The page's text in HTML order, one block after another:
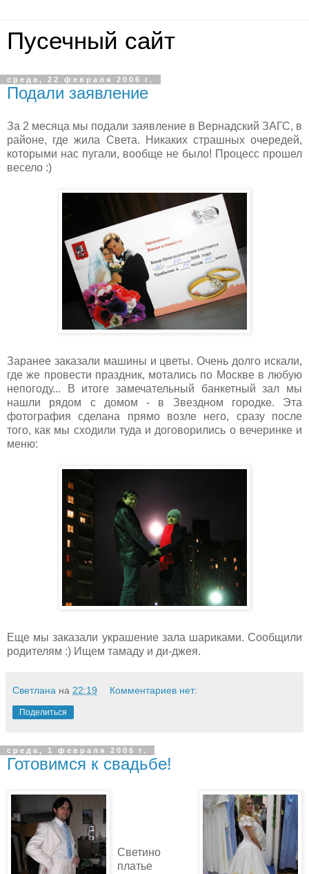
Пусечный сайт
среда, 22 февраля 2006 г.
Подали заявление
За 2 месяца мы подали заявление в Вернадский ЗАГС, в
районе, где жила Света. Никаких страшных очередей,
которыми нас пугали, вообще не было! Процесс прошел
весело :)
Заранее заказали машины и цветы. Очень долго искали,
где же провести праздник, мотались по Москве в любую
непогоду... В итоге замечательный банкетный зал мы
нашли рядом с домом - в Звездном городке. Эта
фотография сделана прямо возле него, сразу после
того, как мы сходили туда и договорились о вечеринке и
меню:
Еще мы заказали украшение зала шариками. Сообщили
родителям :) Ищем тамаду и ди-джея.
Светлана на 22:19 Комментариев нет:
Поделиться
среда, 1 февраля 2006 г.
Готовимся к свадьбе!
Светино
платье